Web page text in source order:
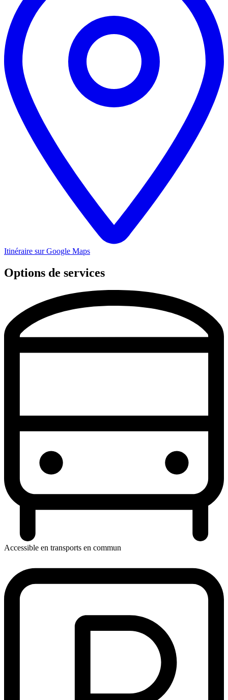
Itinéraire sur Google Maps
Options de services
Accessible en transports en commun